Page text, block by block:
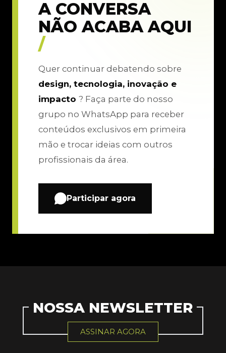
A CONVERSA
NÃO ACABA AQUI
/
Quer continuar debatendo sobre
design, tecnologia, inovação e
impacto ? Faça parte do nosso
grupo no WhatsApp para receber
conteúdos exclusivos em primeira
mão e trocar ideias com outros
profissionais da área.
Participar agora
NOSSA NEWSLETTER
ASSINAR AGORA